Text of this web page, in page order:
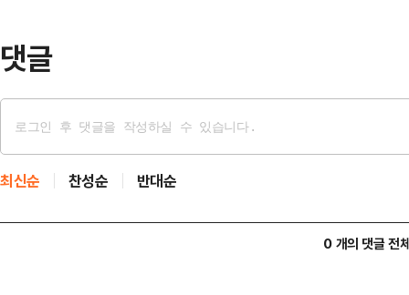
댓글
최신순 찬성순 반대순
0 개의 댓글 전